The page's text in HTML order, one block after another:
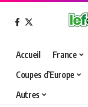
Accueil France
Coupes d’Europe
Autres